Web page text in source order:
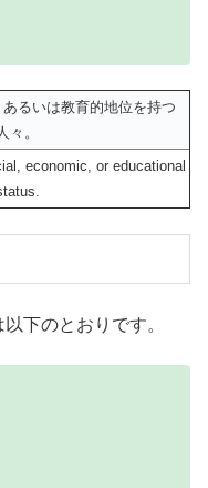
るいは教育的地位を持つ
々。
economic, or educational
下のとおりです。